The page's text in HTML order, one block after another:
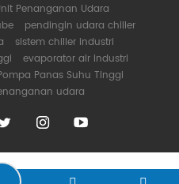
Penanganan Udara
pendingin udara chiller
sistem chiller industri
evaporator air industri
Panas Suhu Tinggi
udara